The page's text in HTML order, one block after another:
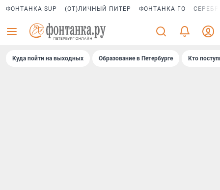
ФОНТАНКА SUP (ОТ)ЛИЧНЫЙ ПИТЕР ФОНТАНКА ГО
Куда пойти на выходных Образование в Петербурге Кто